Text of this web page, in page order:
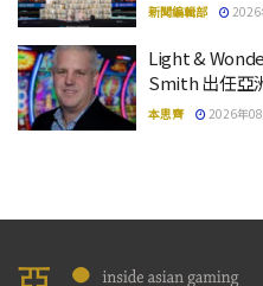
新聞編輯部
Light &
Smith 出任亞
本思齊 2026年